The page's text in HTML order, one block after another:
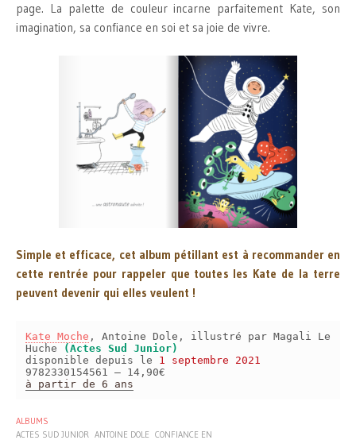
page. La palette de couleur incarne parfaitement Kate, son
imagination, sa confiance en soi et sa joie de vivre.
Simple et efficace, cet album pétillant est à recommander en
cette rentrée pour rappeler que toutes les Kate de la terre
peuvent devenir qui elles veulent !
Kate Moche , Antoine Dole, illustré par Magali Le
Huche
(Actes Sud Junior)
disponible depuis le 1 septembre 2021
9782330154561 – 14,90€
à partir de 6 ans
ALBUMS
ACTES SUD JUNIOR ANTOINE DOLE CONFIANCE EN